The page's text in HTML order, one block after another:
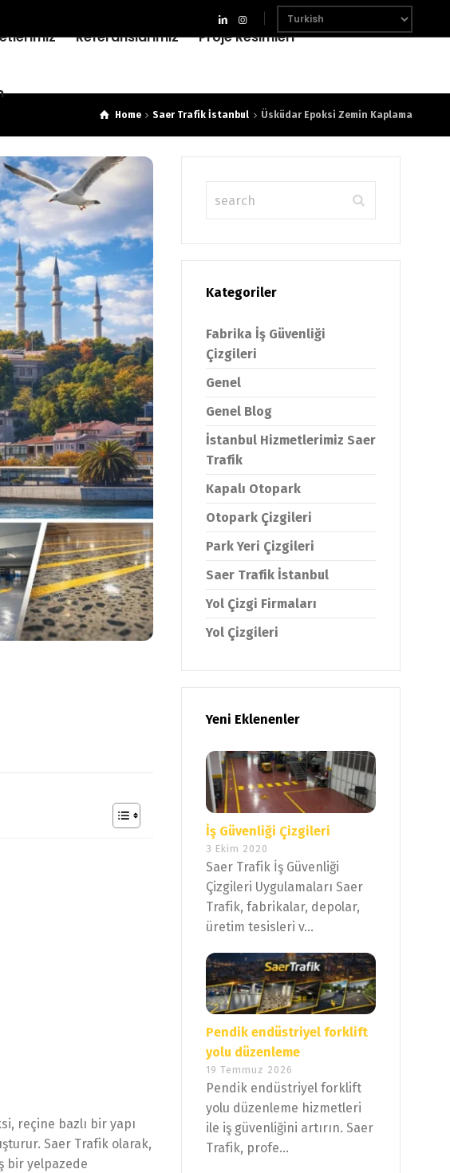
Referanslarımız Proje Resimleri
Home Saer Trafik İstanbul Üsküdar Epoksi Zemin Kaplama
reçine bazlı bir yapı
Saer Trafik olarak,
bir yelpazede
Kategoriler
Fabrika İş Güvenliği
Çizgileri
Genel
Genel Blog
İstanbul Hizmetlerimiz Saer
Trafik
Kapalı Otopark
Otopark Çizgileri
Park Yeri Çizgileri
Saer Trafik İstanbul
Yol Çizgi Firmaları
Yol Çizgileri
Yeni Eklenenler
İş Güvenliği Çizgileri
3 Ekim 2020
Saer Trafik İş Güvenliği
Çizgileri Uygulamaları Saer
Trafik, fabrikalar, depolar,
üretim tesisleri v...
Pendik endüstriyel forklift
yolu düzenleme
19 Temmuz 2026
Pendik endüstriyel forklift
yolu düzenleme hizmetleri
ile iş güvenliğini artırın. Saer
Trafik, profe...